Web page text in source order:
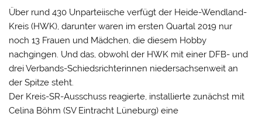
Über rund 430 Unparteiische verfügt der Heide-Wendland-
Kreis (HWK), darunter waren im ersten Quartal 2019 nur
noch 13 Frauen und Mädchen, die diesem Hobby
nachgingen. Und das, obwohl der HWK mit einer DFB- und
drei Verbands-Schiedsrichterinnen niedersachsenweit an
der Spitze steht.
Der Kreis-SR-Ausschuss reagierte, installierte zunächst mit
Celina Böhm (SV Eintracht Lüneburg) eine